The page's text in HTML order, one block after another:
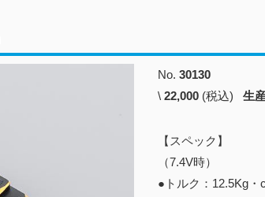
No. 30130
\ 22,000 (税込) 生
【スペック】
（7.4V時）
●トルク：12.5Kg